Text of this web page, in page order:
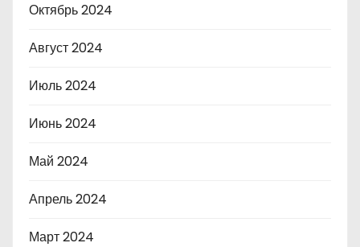
Октябрь 2024
Август 2024
Июль 2024
Июнь 2024
Май 2024
Апрель 2024
Март 2024